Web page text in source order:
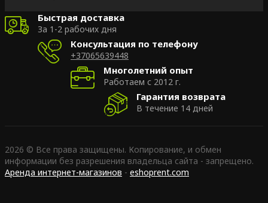
Быстрая доставка
За 1-2 рабочих дня
Консультация по телефону
+37065639448
Многолетний опыт
Работаем с 2012 г.
Гарантия возврата
В течение 14 дней
2026 © Все права защищены. Копирование, и обмен
информации без разрешения владельца сайта - запрещено.
Аренда интернет-магазинов - eshoprent.com